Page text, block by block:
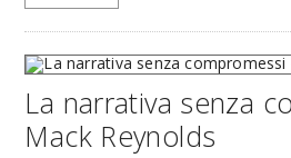
La narrativa senza
Mack Reynolds